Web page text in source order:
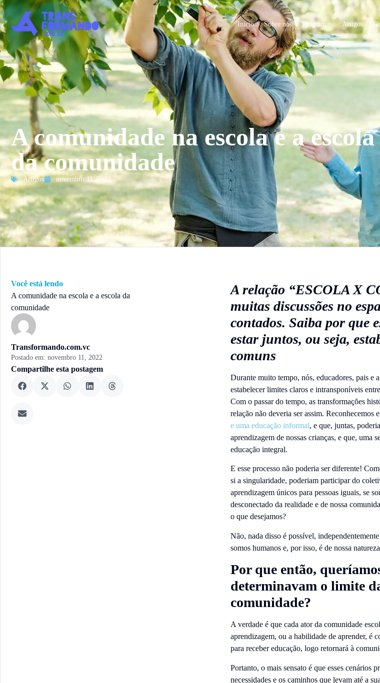
Início Sobre nós Programas Artigos
A comunidade na escola e a escola
da comunidade
Artigos novembro 11, 2022
Você está lendo
A comunidade na escola e a escola da
comunidade
Transformando.com.vc
Postado em: novembro 11, 2022
Compartilhe esta postagem
A relação “ESCOLA X
muitas discussões no
contados. Saiba por que
estar juntos, ou seja,
comuns
Durante muito tempo, nós, educadores, pais e
estabelecer limites claros e intransponíveis
Com o passar do tempo, as transformações
relação não deveria ser assim. Reconhecemos
e uma educação informal, e que, juntas,
aprendizagem de nossas crianças, e que, uma
educação integral.
E esse processo não poderia ser diferente!
si a singularidade, poderiam participar do
aprendizagem únicos para pessoas iguais, se
desconectado da realidade e de nossa
o que desejamos?
Não, nada disso é possível,
somos humanos e, por isso, é de nossa
Por que então,
determinavam o limite
comunidade?
A verdade é que cada ator da comunidade
aprendizagem, ou a habilidade de aprender, é
para receber educação, logo retornará à
Portanto, o mais sensato é que esses cenários
necessidades e os caminhos que levam até a